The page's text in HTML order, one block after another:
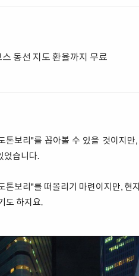
동선 지도 환율까지 무료
톤보리"를 꼽아볼 수 있을 것이지
었습니다.
보리"를 떠올리기 마련이지만, 현
도 하지요.